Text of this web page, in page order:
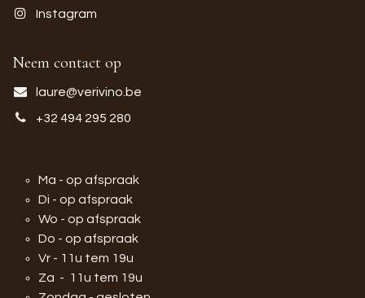
Instagram
Neem contact op
laure@verivino.be
+32 494 295 280
Ma - op afspraak
Di - op afspraak
Wo - op afspraak
Do - op afspraak
Vr - 11u tem 19u
Za - 11u tem 19u